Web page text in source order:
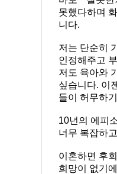
못했다하며
니다.
저는 단순히
인정해주고
저도 육아와
싶습니다. 이
들이 허무하
10년의 에피
너무 복잡하
이혼하면 후
희망이 없기